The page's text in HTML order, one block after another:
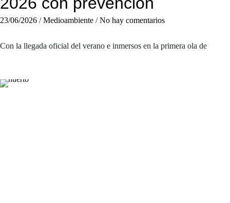
23/06/2026 / Medioambiente / No hay comentarios
Con la llegada oficial del verano e inmersos en la primera ola de